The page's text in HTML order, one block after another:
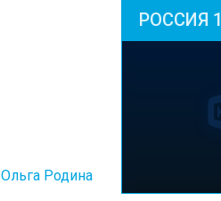
Ольга Родина
РОССИЯ 1